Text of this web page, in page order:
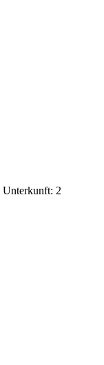
Unterkunft: 2